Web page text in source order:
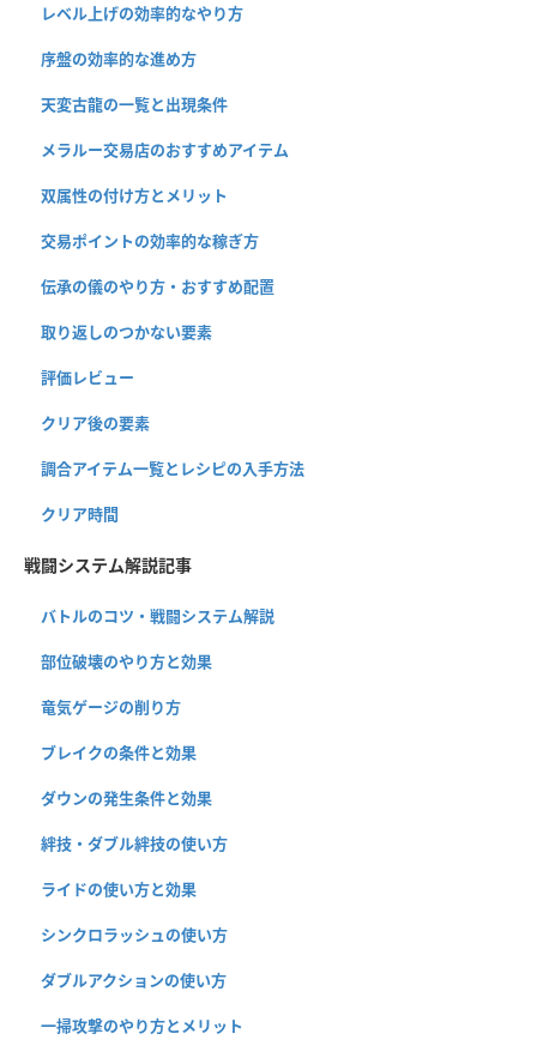
レベル上げの効率的なやり方
序盤の効率的な進め方
天変古龍の一覧と出現条件
メラルー交易店のおすすめアイテム
双属性の付け方とメリット
交易ポイントの効率的な稼ぎ方
伝承の儀のやり方・おすすめ配置
取り返しのつかない要素
評価レビュー
クリア後の要素
調合アイテム一覧とレシピの入手方法
クリア時間
戦闘システム解説記事
バトルのコツ・戦闘システム解説
部位破壊のやり方と効果
竜気ゲージの削り方
ブレイクの条件と効果
ダウンの発生条件と効果
絆技・ダブル絆技の使い方
ライドの使い方と効果
シンクロラッシュの使い方
ダブルアクションの使い方
一掃攻撃のやり方とメリット